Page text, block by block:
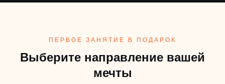
ПЕРВОЕ ЗАНЯТИЕ В ПОДАРОК
Выберите направление вашей
мечты